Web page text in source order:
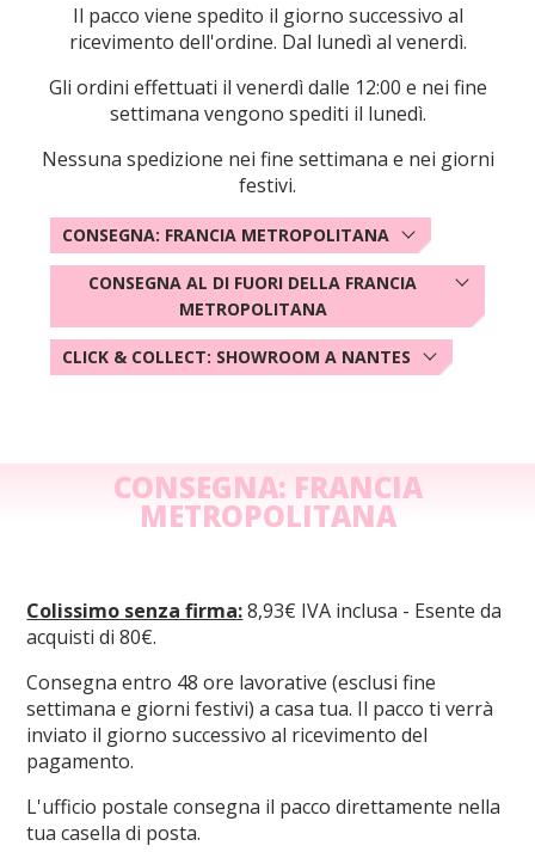
Il pacco viene spedito il giorno successivo al
ricevimento dell'ordine. Dal lunedì al venerdì.
Gli ordini effettuati il ​​venerdì dalle 12:00 e nei fine
settimana vengono spediti il ​​lunedì.
Nessuna spedizione nei fine settimana e nei giorni
festivi.
CONSEGNA: FRANCIA METROPOLITANA
CONSEGNA AL DI FUORI DELLA FRANCIA
METROPOLITANA
CLICK & COLLECT: SHOWROOM A NANTES
CONSEGNA: FRANCIA
METROPOLITANA
Colissimo senza firma:8,93€ IVA inclusa - Esente da
acquisti di 80€.
Consegna entro 48 ore lavorative (esclusi fine
settimana e giorni festivi) a casa tua. Il pacco ti verrà
inviato il giorno successivo al ricevimento del
pagamento.
L'ufficio postale consegna il pacco direttamente nella
tua casella di posta.